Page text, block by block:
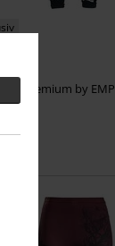
Black Premium by EMP